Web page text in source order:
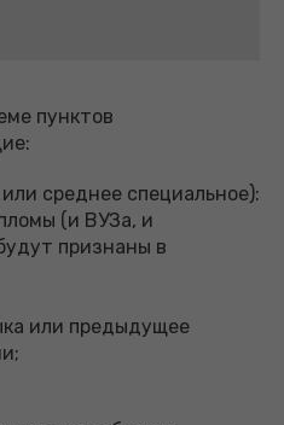
пунктов
среднее специальное):
(и ВУЗа, и
признаны в
или предыдущее